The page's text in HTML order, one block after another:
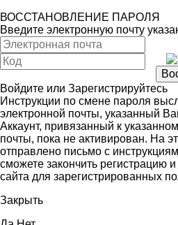
ВОССТАНОВЛЕНИЕ ПАРОЛЯ
Введите электронную почту
Войдите или Зарегистрируйтесь
Инструкции по смене пароля
электронной почты, указанный
Аккаунт, привязанный к
почты, пока не активирован. На
отправлено письмо с
сможете закончить регистрацию
сайта для зарегистрированных
Закрыть